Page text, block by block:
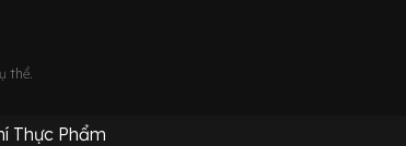
thể.
Thực Phẩm